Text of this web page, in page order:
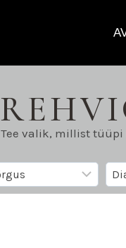
Tee valik, millist